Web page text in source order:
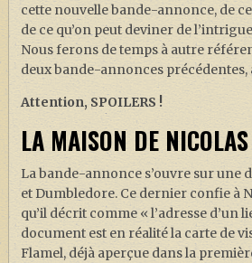
PODCASTS
LES GRANDS ARTICLES DE LA GAZETTE
cette nouvelle bande-annonce, de
de ce qu’on peut deviner de
Nous ferons de temps à autre
deux bande-annonces précédentes,
Attention, SPOILERS !
LA MAISON DE
La bande-annonce s’ouvre sur une
et Dumbledore. Ce dernier confie à
qu’il décrit comme « l’adresse d’un
document est en réalité la carte de
Flamel, déjà aperçue dans la